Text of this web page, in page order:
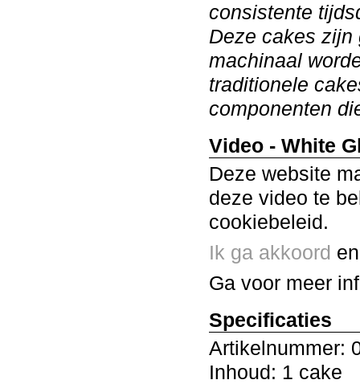
consistente
Deze cakes
machinaal
traditionele
componenten
Video - White
Deze website
deze video te
cookiebeleid.
Ik ga akkoord
Ga voor meer
Specificaties
Artikelnummer:
Inhoud: 1 cake